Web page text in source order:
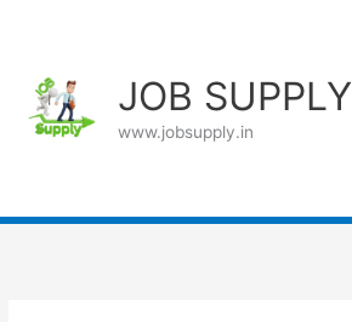
JOB SUPPLY
www.jobsupply.in